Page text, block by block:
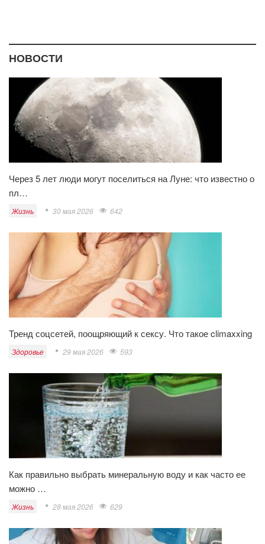
НОВОСТИ
Через 5 лет люди могут поселиться на Луне: что известно о
пл…
Жизнь 30 мая 2026 642
Тренд соцсетей, поощряющий к сексу. Что такое climaxxing
Здоровье 29 мая 2026 593
Как правильно выбрать минеральную воду и как часто ее
можно …
Жизнь 28 мая 2026 629